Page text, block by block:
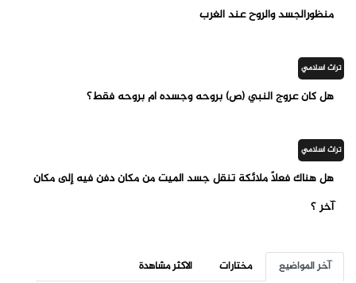
منظورالجسد والروح عند الغرب
تراث اسلامي
هل كان عروج النبي (ص) بروحه وجسده أم بروحه فقط؟
تراث اسلامي
هل هناك فعلاً ملائكة تنقل جسد الميت من مكان دفن فيه إلى مكان
آخر ؟
آخر المواضيع مختارات
الاكثر مشاهدة